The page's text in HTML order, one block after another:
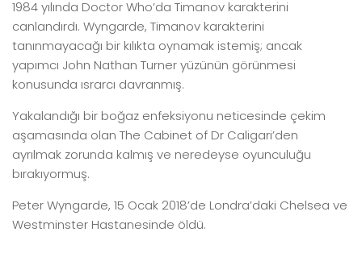
1984 yılında Doctor Who’da Timanov karakterini
canlandırdı. Wyngarde, Timanov karakterini
tanınmayacağı bir kılıkta oynamak istemiş; ancak
yapımcı John Nathan Turner yüzünün görünmesi
konusunda ısrarcı davranmış.
Yakalandığı bir boğaz enfeksiyonu neticesinde çekim
aşamasında olan The Cabinet of Dr Caligari’den
ayrılmak zorunda kalmış ve neredeyse oyunculuğu
bırakıyormuş.
Peter Wyngarde, 15 Ocak 2018’de Londra’daki Chelsea ve
Westminster Hastanesinde öldü.